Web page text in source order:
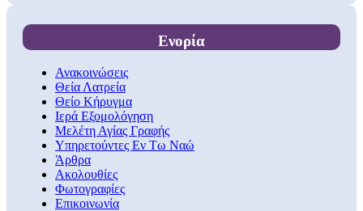
Ενορία
Ανακοινώσεις
Θεία Λατρεία
Θείο Κήρυγμα
Ιερά Εξομολόγηση
Μελέτη Αγίας Γραφής
Υπηρετούντες Εν Τω Ναώ
Άρθρα
Ακολουθίες
Φωτογραφίες
Επικοινωνία